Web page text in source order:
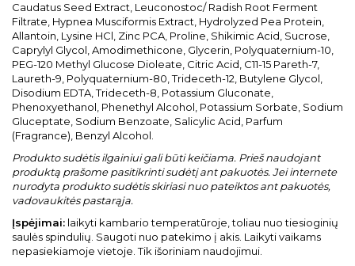
Caudatus Seed Extract, Leuconostoc/ Radish Root Ferment
Filtrate, Hypnea Musciformis Extract, Hydrolyzed Pea Protein,
Allantoin, Lysine HCl, Zinc PCA, Proline, Shikimic Acid, Sucrose,
Caprylyl Glycol, Amodimethicone, Glycerin, Polyquaternium-10,
PEG-120 Methyl Glucose Dioleate, Citric Acid, C11-15 Pareth-7,
Laureth-9, Polyquaternium-80, Trideceth-12, Butylene Glycol,
Disodium EDTA, Trideceth-8, Potassium Gluconate,
Phenoxyethanol, Phenethyl Alcohol, Potassium Sorbate, Sodium
Gluceptate, Sodium Benzoate, Salicylic Acid, Parfum
(Fragrance), Benzyl Alcohol.
Produkto sudėtis ilgainiui gali būti keičiama. Prieš naudojant
produktą prašome pasitikrinti sudėtį ant pakuotės. Jei internete
nurodyta produkto sudėtis skiriasi nuo pateiktos ant pakuotės,
vadovaukitės pastarąja.
Įspėjimai: laikyti kambario temperatūroje, toliau nuo tiesioginių
saulės spindulių. Saugoti nuo patekimo į akis. Laikyti vaikams
nepasiekiamoje vietoje. Tik išoriniam naudojimui.